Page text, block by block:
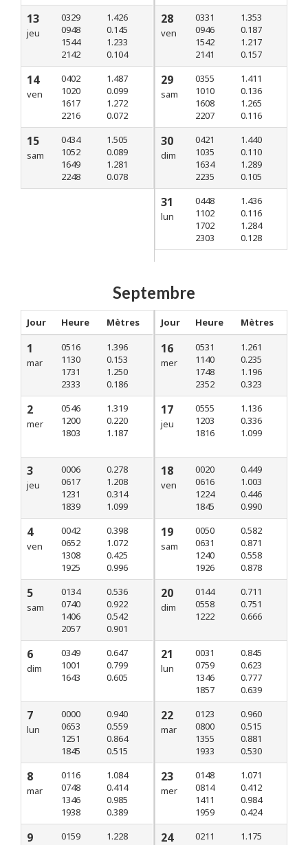
13
jeu
0329
0948
1544
2142
1.426
0.145
1.233
0.104
14
ven
0402
1020
1617
2216
1.487
0.099
1.272
0.072
15
sam
0434
1052
1649
2248
1.505
0.089
1.281
0.078
28
ven
0331
0946
1542
2141
1.353
0.187
1.217
0.157
29
sam
0355
1010
1608
2207
1.411
0.136
1.265
0.116
30
dim
0421
1035
1634
2235
1.440
0.110
1.289
0.105
31
lun
0448
1102
1702
2303
1.436
0.116
1.284
0.128
Septembre
Jour Heure Mètres
1
mar
0516
1130
1731
2333
1.396
0.153
1.250
0.186
2
mer
0546
1200
1803
1.319
0.220
1.187
3
jeu
0006
0617
1231
1839
0.278
1.208
0.314
1.099
4
ven
0042
0652
1308
1925
0.398
1.072
0.425
0.996
5
sam
0134
0740
1406
2057
0.536
0.922
0.542
0.901
6
dim
0349
1001
1643
0.647
0.799
0.605
7
lun
0000
0653
1251
1845
0.940
0.559
0.864
0.515
8
mar
0116
0748
1346
1938
1.084
0.414
0.985
0.389
9
0159
1.228
Jour Heure Mètres
16
mer
0531
1140
1748
2352
1.261
0.235
1.196
0.323
17
jeu
0555
1203
1816
1.136
0.336
1.099
18
ven
0020
0616
1224
1845
0.449
1.003
0.446
0.990
19
sam
0050
0631
1240
1926
0.582
0.871
0.558
0.878
20
dim
0144
0558
1222
0.711
0.751
0.666
21
lun
0031
0759
1346
1857
0.845
0.623
0.777
0.639
22
mar
0123
0800
1355
1933
0.960
0.515
0.881
0.530
23
mer
0148
0814
1411
1959
1.071
0.412
0.984
0.424
24
0211
1.175